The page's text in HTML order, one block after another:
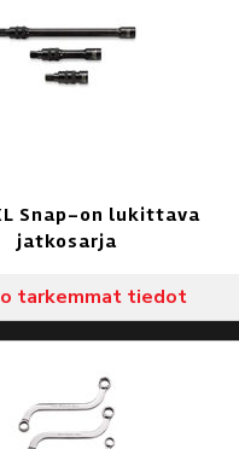
Snap-on lukittava
jatkosarja
tarkemmat tiedot